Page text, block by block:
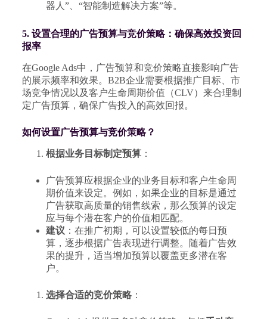
器人”、“智能制造解决方案”等。
5. 设置合理的广告预算与竞价策略：确保高效投资回
报率
在Google Ads中，广告预算和竞价策略直接影响广告
的展示频率和效果。B2B企业需要根据推广目标、市
场竞争情况以及客户生命周期价值（CLV）来合理制
定广告预算，确保广告投入的高效回报。
如何设置广告预算与竞价策略？
根据业务目标制定预算：
广告预算应根据企业的业务目标和客户生命周
期价值来设定。例如，如果企业的目标是通过
广告获取高质量的销售线索，那么预算的设定
应与每个潜在客户的价值相匹配。
建议 ：在推广初期，可以设置较低的每日预
算，逐步根据广告表现进行调整。随着广告效
果的提升，适当增加预算以覆盖更多潜在客
户。
选择合适的竞价策略：